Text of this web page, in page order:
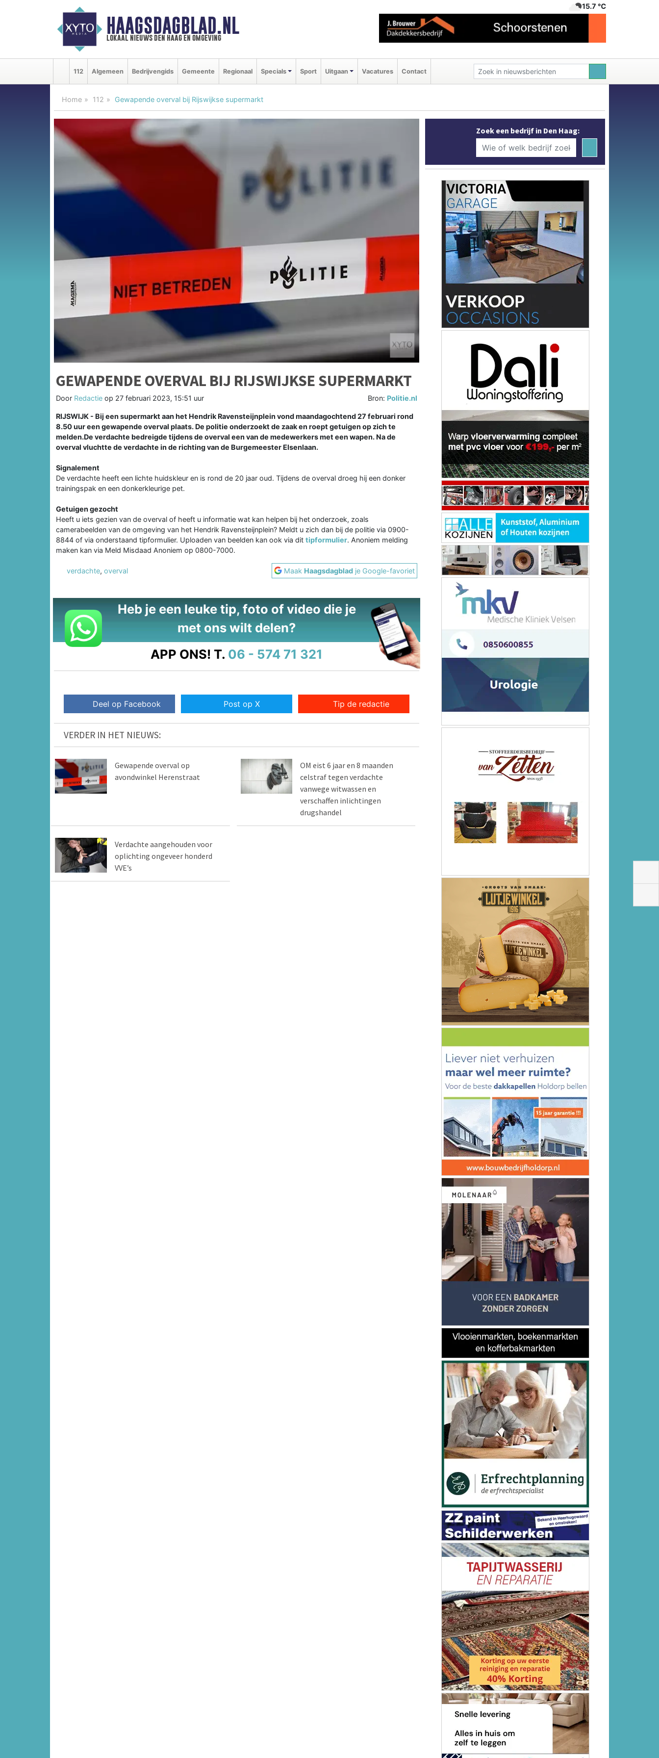
HAAGSDAGBLAD.NL
lokaal nieuws den haag en omgeving
15.7 ℃
112 Algemeen Bedrijvengids Gemeente Regionaal Specials Sport Uitgaan Vacatures Contact
Home 112 Gewapende overval bij Rijswijkse supermarkt
GEWAPENDE OVERVAL BIJ RIJSWIJKSE SUPERMARKT
Door Redactie op 27 februari 2023, 15:51 uur Bron: Politie.nl
RIJSWIJK - Bij een supermarkt aan het Hendrik Ravensteijnplein vond maandagochtend 27 februari rond
8.50 uur een gewapende overval plaats. De politie onderzoekt de zaak en roept getuigen op zich te
melden.De verdachte bedreigde tijdens de overval een van de medewerkers met een wapen. Na de
overval vluchtte de verdachte in de richting van de Burgemeester Elsenlaan.
Signalement
De verdachte heeft een lichte huidskleur en is rond de 20 jaar oud. Tijdens de overval droeg hij een donker
trainingspak en een donkerkleurige pet.
Getuigen gezocht
Heeft u iets gezien van de overval of heeft u informatie wat kan helpen bij het onderzoek, zoals
camerabeelden van de omgeving van het Hendrik Ravensteijnplein? Meldt u zich dan bij de politie via 0900-
8844 of via onderstaand tipformulier. Uploaden van beelden kan ook via dit tipformulier. Anoniem melding
maken kan via Meld Misdaad Anoniem op 0800-7000.
verdachte, overval Maak Haagsdagblad je Google-favoriet
Heb je een leuke tip, foto of video die je
met ons wilt delen?
APP ONS! T. 06 - 574 71 321
Deel op Facebook Post op X Tip de redactie
VERDER IN HET NIEUWS:
Gewapende overval op
avondwinkel Herenstraat
OM eist 6 jaar en 8 maanden
celstraf tegen verdachte
vanwege witwassen en
verschaffen inlichtingen
drugshandel
Verdachte aangehouden voor
oplichting ongeveer honderd
VVE’s
Zoek een bedrijf in Den Haag: